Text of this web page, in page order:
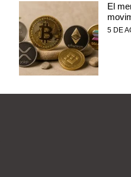
El
5 DE